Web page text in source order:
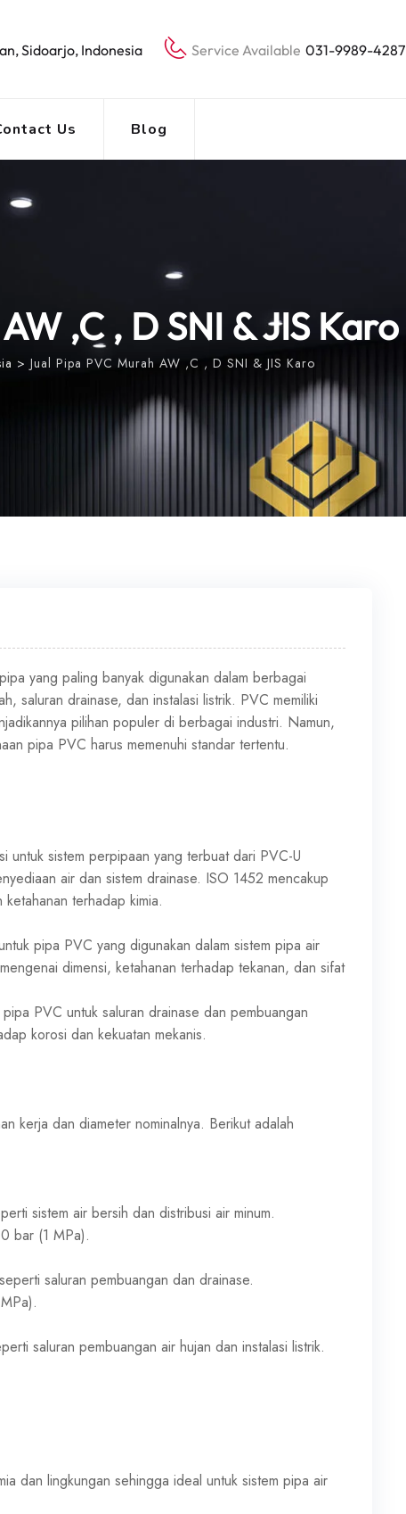
Sidoarjo, Indonesia Service Available 031-9989-4287
Us Blog
,C , D SNI & JIS Karo
> Jual Pipa PVC Murah AW ,C , D SNI & JIS Karo
yang paling banyak digunakan dalam berbagai
saluran drainase, dan instalasi listrik. PVC memiliki
pilihan populer di berbagai industri. Namun,
pipa PVC harus memenuhi standar tertentu.
untuk sistem perpipaan yang terbuat dari PVC-U
air dan sistem drainase. ISO 1452 mencakup
terhadap kimia.
pipa PVC yang digunakan dalam sistem pipa air
dimensi, ketahanan terhadap tekanan, dan sifat
PVC untuk saluran drainase dan pembuangan
korosi dan kekuatan mekanis.
kerja dan diameter nominalnya. Berikut adalah
sistem air bersih dan distribusi air minum.
bar (1 MPa).
saluran pembuangan dan drainase.
saluran pembuangan air hujan dan instalasi listrik.
dan lingkungan sehingga ideal untuk sistem pipa air